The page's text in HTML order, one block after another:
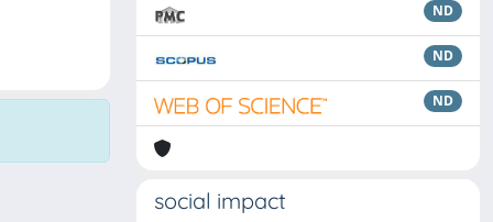
ND
ND
ND
social impact